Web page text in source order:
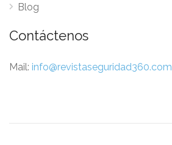
Blog
Contáctenos
Mail: info@revistaseguridad360.com